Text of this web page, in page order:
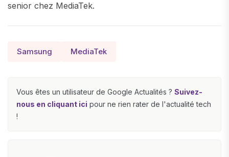
senior chez MediaTek.
Samsung MediaTek
Vous êtes un utilisateur de Google Actualités ? Suivez-
nous en cliquant ici pour ne rien rater de l'actualité tech
!